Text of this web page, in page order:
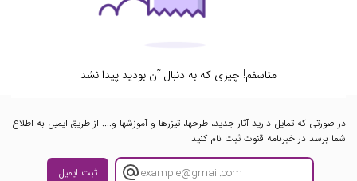
متاسفم! چیزی که به دنبال آن بودید پیدا نشد
در صورتی که تمایل دارید آثار جدید، طرحها، تیزرها و آموزشها و.... از طریق ایمیل به اطلاع
شما برسد در خبرنامه قنوت ثبت نام کنید
ثبت ایمیل